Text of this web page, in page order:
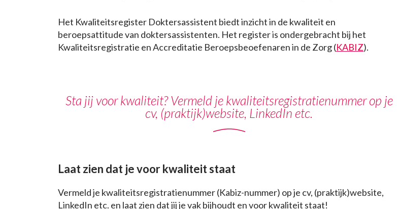
Het Kwaliteitsregister Doktersassistent biedt inzicht in de kwaliteit en
beroepsattitude van doktersassistenten. Het register is ondergebracht bij het
Kwaliteitsregistratie en Accreditatie Beroepsbeoefenaren in de Zorg (KABIZ).
Sta jij voor kwaliteit? Vermeld je kwaliteitsregistratienummer op je
cv, (praktijk)website, LinkedIn etc.
Laat zien dat je voor kwaliteit staat
Vermeld je kwaliteitsregistratienummer (Kabiz-nummer) op je cv, (praktijk)website,
LinkedIn etc. en laat zien dat jij je vak bijhoudt en voor kwaliteit staat!